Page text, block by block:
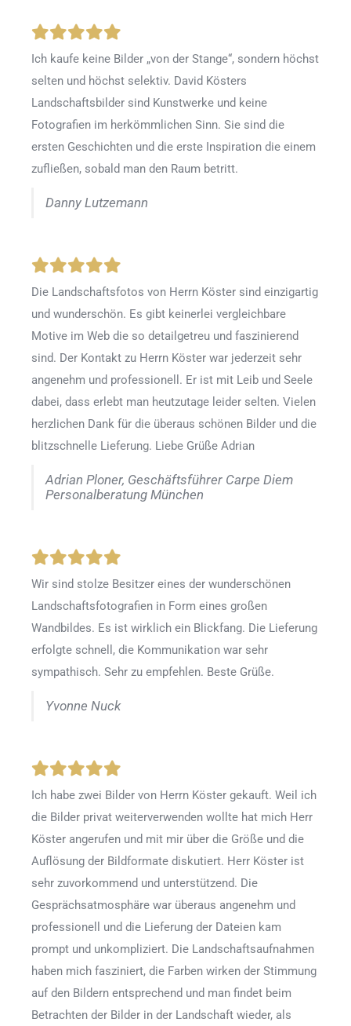
Ich kaufe keine Bilder „von der Stange“, sondern höchst
selten und höchst selektiv. David Kösters
Landschaftsbilder sind Kunstwerke und keine
Fotografien im herkömmlichen Sinn. Sie sind die
ersten Geschichten und die erste Inspiration die einem
zufließen, sobald man den Raum betritt.
Danny Lutzemann
Die Landschaftsfotos von Herrn Köster sind einzigartig
und wunderschön. Es gibt keinerlei vergleichbare
Motive im Web die so detailgetreu und faszinierend
sind. Der Kontakt zu Herrn Köster war jederzeit sehr
angenehm und professionell. Er ist mit Leib und Seele
dabei, dass erlebt man heutzutage leider selten. Vielen
herzlichen Dank für die überaus schönen Bilder und die
blitzschnelle Lieferung. Liebe Grüße Adrian
Adrian Ploner, Geschäftsführer Carpe Diem
Personalberatung München
Wir sind stolze Besitzer eines der wunderschönen
Landschaftsfotografien in Form eines großen
Wandbildes. Es ist wirklich ein Blickfang. Die Lieferung
erfolgte schnell, die Kommunikation war sehr
sympathisch. Sehr zu empfehlen. Beste Grüße.
Yvonne Nuck
Ich habe zwei Bilder von Herrn Köster gekauft. Weil ich
die Bilder privat weiterverwenden wollte hat mich Herr
Köster angerufen und mit mir über die Größe und die
Auflösung der Bildformate diskutiert. Herr Köster ist
sehr zuvorkommend und unterstützend. Die
Gesprächsatmosphäre war überaus angenehm und
professionell und die Lieferung der Dateien kam
prompt und unkompliziert. Die Landschaftsaufnahmen
haben mich fasziniert, die Farben wirken der Stimmung
auf den Bildern entsprechend und man findet beim
Betrachten der Bilder in der Landschaft wieder, als